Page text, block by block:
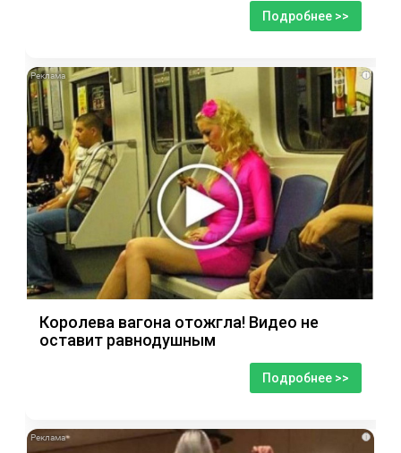
Подробнее >>
i
Королева вагона отожгла! Видео не
оставит равнодушным
Подробнее >>
i